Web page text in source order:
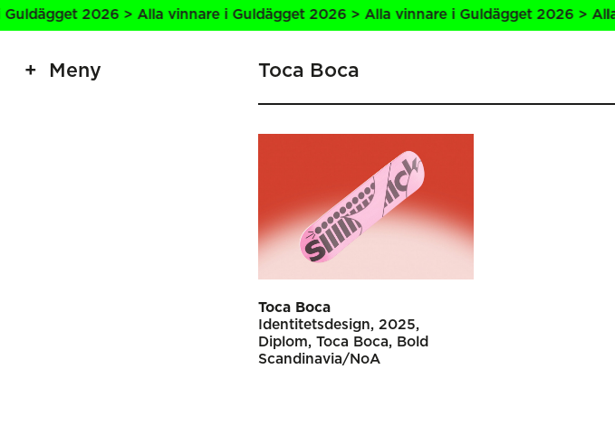
2026 > Alla vinnare i Guldägget 2026 > Alla vinnare i Guldägget 2026 > Alla
Meny Toca Boca
Toca Boca
Identitetsdesign
2025
Diplom
Toca Boca
Bold
Scandinavia/NoA